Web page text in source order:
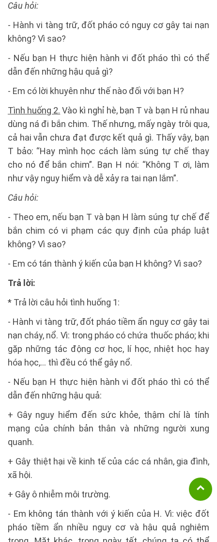
Câu hỏi:
- Hành vi tàng trữ, đốt pháo có nguy cơ gây tai nạn
không? Vì sao?
- Nếu bạn H thực hiện hành vi đốt pháo thì có thể
dẫn đến những hậu quả gì?
- Em có lời khuyên như thế nào đối với bạn H?
Tình huống 2. Vào kì nghỉ hè, bạn T và bạn H rủ nhau
dùng ná đi bắn chim. Thế nhưng, mấy ngày trôi qua,
cả hai vẫn chưa đạt được kết quả gì. Thấy vậy, bạn
T bảo: “Hay mình học cách làm súng tự chế thay
cho nó để bắn chim”. Bạn H nói: “Không T ơi, làm
như vậy nguy hiểm và dễ xảy ra tai nạn lắm”.
Câu hỏi:
- Theo em, nếu bạn T và bạn H làm súng tự chế để
bắn chim có vi phạm các quy định của pháp luật
không? Vì sao?
- Em có tán thành ý kiến của bạn H không? Vì sao?
Trả lời:
* Trả lời câu hỏi tình huống 1:
- Hành vi tàng trữ, đốt pháo tiềm ẩn nguy cơ gây tai
nạn cháy, nổ. Vì: trong pháo có chứa thuốc pháo; khi
gặp những tác động cơ học, lí học, nhiệt học hay
hóa học,… thì đều có thể gây nổ.
- Nếu bạn H thực hiện hành vi đốt pháo thì có thể
dẫn đến những hậu quả:
+ Gây nguy hiểm đến sức khỏe, thậm chí là tính
mạng của chính bản thân và những người xung
quanh.
+ Gây thiệt hại về kinh tế của các cá nhân, gia đình,
xã hội.
+ Gây ô nhiễm môi trường.
- Em không tán thành với ý kiến của H. Vì: việc đốt
pháo tiềm ẩn nhiều nguy cơ và hậu quả nghiêm